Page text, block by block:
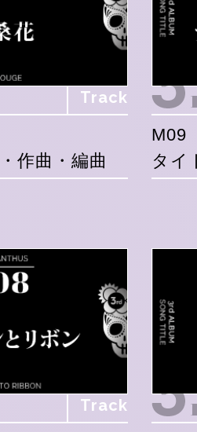
Track
作曲・編曲
M09
タイ
Track